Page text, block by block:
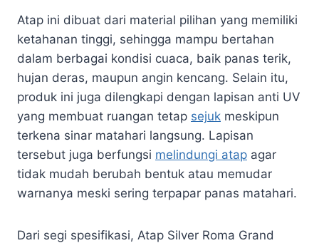
Atap ini dibuat dari material pilihan yang memiliki
ketahanan tinggi, sehingga mampu bertahan
dalam berbagai kondisi cuaca, baik panas terik,
hujan deras, maupun angin kencang. Selain itu,
produk ini juga dilengkapi dengan lapisan anti UV
yang membuat ruangan tetap sejuk meskipun
terkena sinar matahari langsung. Lapisan
tersebut juga berfungsi melindungi atap agar
tidak mudah berubah bentuk atau memudar
warnanya meski sering terpapar panas matahari.
Dari segi spesifikasi, Atap Silver Roma Grand